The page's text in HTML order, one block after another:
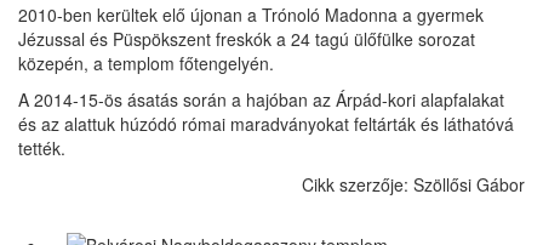
2010-ben kerültek elő újonan a Trónoló Madonna a gyermek
Jézussal és Püspökszent freskók a 24 tagú ülőfülke sorozat
közepén, a templom főtengelyén.
A 2014-15-ös ásatás során a hajóban az Árpád-kori alapfalakat
és az alattuk húzódó római maradványokat feltárták és láthatóvá
tették.
Cikk szerzője: Szöllősi Gábor